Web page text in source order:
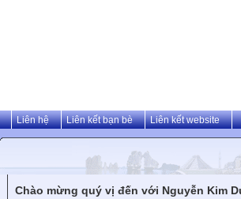
Liên hệ Liên kết bạn bè Liên kết website
Chào mừng quý vị đến với Nguyễn Kim